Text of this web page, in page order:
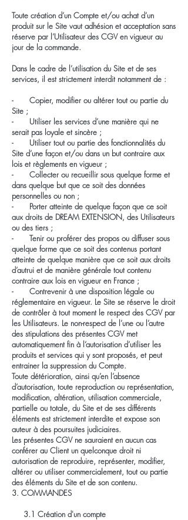
Toute création d’un Compte et/ou achat d’un
produit sur le Site vaut adhésion et acceptation sans
réserve par l’Utilisateur des CGV en vigueur au
jour de la commande.
Dans le cadre de l’utilisation du Site et de ses
services, il est strictement interdit notamment de :
- Copier, modifier ou altérer tout ou partie du
Site ;
- Utiliser les services d’une manière qui ne
serait pas loyale et sincère ;
- Utiliser tout ou partie des fonctionnalités du
Site d’une façon et/ou dans un but contraire aux
lois et règlements en vigueur ;
- Collecter ou recueillir sous quelque forme et
dans quelque but que ce soit des données
personnelles ou non ;
- Porter atteinte de quelque façon que ce soit
aux droits de DREAM EXTENSION, des Utilisateurs
ou des tiers ;
- Tenir ou proférer des propos ou diffuser sous
quelque forme que ce soit des contenus portant
atteinte de quelque manière que ce soit aux droits
d’autrui et de manière générale tout contenu
contraire aux lois en vigueur en France ;
- Contrevenir à une disposition légale ou
réglementaire en vigueur. Le Site se réserve le droit
de contrôler à tout moment le respect des CGV par
les Utilisateurs. Le non-respect de l’une ou l’autre
des stipulations des présentes CGV met
automatiquement fin à l’autorisation d’utiliser les
produits et services qui y sont proposés, et peut
entrainer la suppression du Compte.
Toute détérioration, ainsi qu’en l’absence
d’autorisation, toute reproduction ou représentation,
modification, altération, utilisation commerciale,
partielle ou totale, du Site et de ses différents
éléments est strictement interdite et expose son
auteur à des poursuites judiciaires.
Les présentes CGV ne sauraient en aucun cas
conférer au Client un quelconque droit ni
autorisation de reproduire, représenter, modifier,
altérer ou utiliser commercialement, tout ou partie
des éléments du Site et de son contenu.
3. COMMANDES
3.1 Création d'un compte